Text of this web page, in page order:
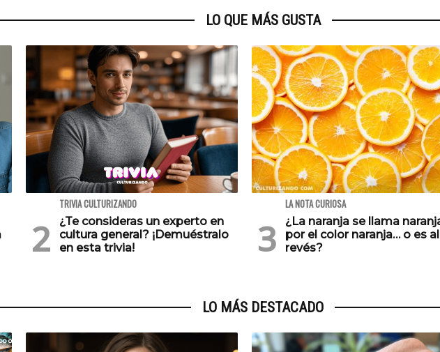
LO QUE MÁS GUSTA
TRIVIA CULTURIZANDO
¿Te consideras un experto en
cultura general? ¡Demuéstralo
en esta trivia!
LA NOTA CURIOSA
¿La naranja se llama
por el color naranja… o es al
revés?
LO MÁS DESTACADO